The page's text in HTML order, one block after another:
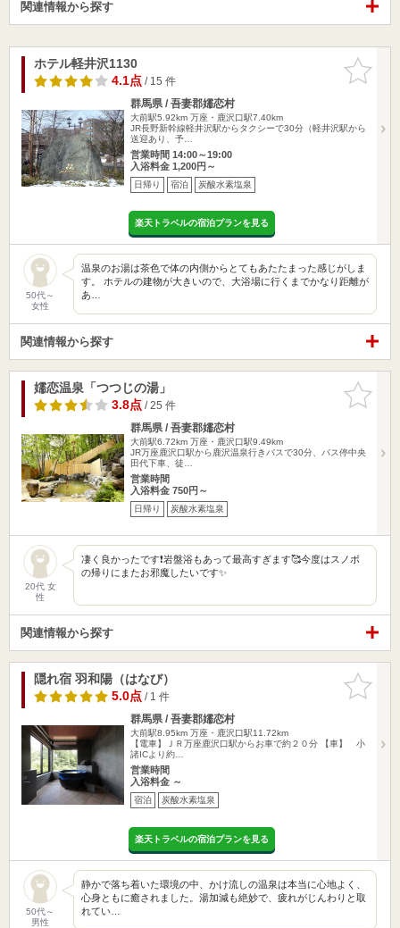
関連情報から探す
お気に入
りに追加
ホテル軽井沢1130
4.1点/ 15 件
群馬県 / 吾妻郡嬬恋村
大前駅5.92km 万座・鹿沢口駅7.40km
JR長野新幹線軽井沢駅からタクシーで30分（軽井沢駅から
送迎あり、予…
営業時間 14:00～19:00
入浴料金 1,200円～
日帰り 宿泊 炭酸水素塩泉
楽天トラベルの宿泊プランを見る
50代～
女性
温泉のお湯は茶色で体の内側からとてもあたたまった感じがしま
す。 ホテルの建物が大きいので、大浴場に行くまでかなり距離が
あ…
関連情報から探す
お気に入
りに追加
嬬恋温泉「つつじの湯」
3.8点/ 25 件
群馬県 / 吾妻郡嬬恋村
大前駅6.72km 万座・鹿沢口駅9.49km
JR万座鹿沢口駅から鹿沢温泉行きバスで30分、バス停中央
田代下車、徒…
営業時間
入浴料金 750円～
日帰り 炭酸水素塩泉
20代 女
性
凄く良かったです❗️岩盤浴もあって最高すぎます🥰今度はスノボ
の帰りにまたお邪魔したいです✨
関連情報から探す
お気に入
りに追加
隠れ宿 羽和陽（はなび）
5.0点/ 1 件
群馬県 / 吾妻郡嬬恋村
大前駅8.95km 万座・鹿沢口駅11.72km
【電車】ＪＲ万座鹿沢口駅からお車で約２０分 【車】 小
諸ICより約…
営業時間
入浴料金 ～
宿泊 炭酸水素塩泉
楽天トラベルの宿泊プランを見る
50代～
男性
静かで落ち着いた環境の中、かけ流しの温泉は本当に心地よく、
心身ともに癒されました。湯加減も絶妙で、疲れがじんわりと取
れてい…